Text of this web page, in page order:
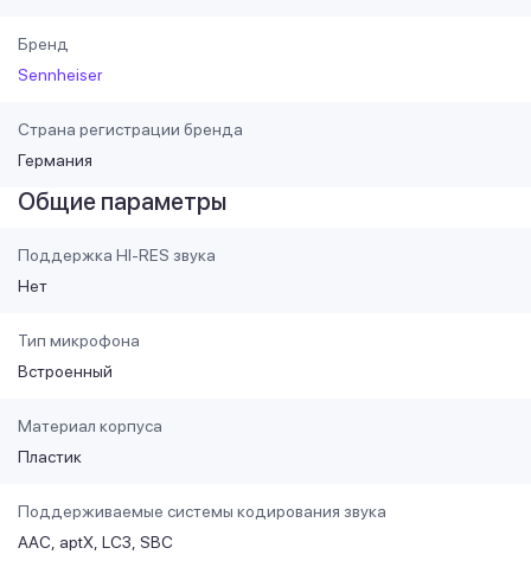
Бренд
Sennheiser
Страна регистрации бренда
Германия
Общие параметры
Поддержка HI-RES звука
Нет
Тип микрофона
Встроенный
Материал корпуса
Пластик
Поддерживаемые системы кодирования звука
AAC aptX LC3 SBC